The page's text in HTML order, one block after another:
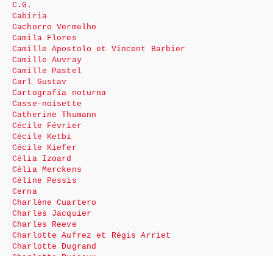
C.G.
Cabiria
Cachorro Vermelho
Camila Flores
Camille Apostolo et Vincent Barbier
Camille Auvray
Camille Pastel
Carl Gustav
Cartografia noturna
Casse-noisette
Catherine Thumann
Cécile Février
Cécile Ketbi
Cécile Kiefer
Célia Izoard
Célia Merckens
Céline Pessis
Cerna
Charlène Cuartero
Charles Jacquier
Charles Reeve
Charlotte Aufrez et Régis Arriet
Charlotte Dugrand